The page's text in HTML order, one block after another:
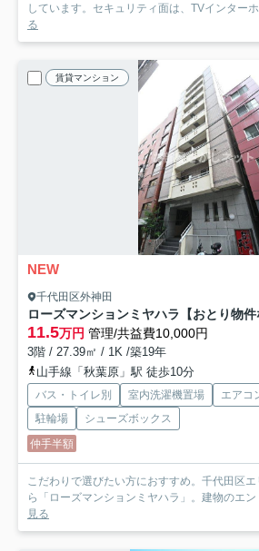
しています。セキュリティ面は、TVインター
る
賃貸マンション
NEW
千代田区外神田
11.5万円 管理/共益費10,000円
3階 / 27.39㎡ / 1K /築19年
山手線「秋葉原」駅 徒歩10分
バス・トイレ別 室内洗濯機置場 エアコ
駐輪場
シューズボックス
仲手半額
こだわりで選びたい方におすすめ。千代田区
ら「ローズマンションミヤハラ」。建物のエ
見る